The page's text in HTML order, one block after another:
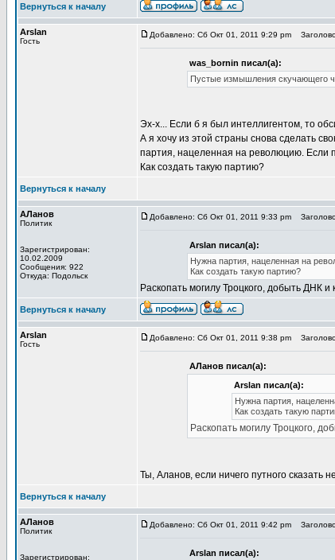
Вернуться к началу
Arslan
Гость
Добавлено: Сб Окт 01, 2011 9:29 pm
was_bornin писал(а):
Пустые измышления скучающего
Эх-х... Если б я был интеллигентом, то
А я хочу из этой страны снова сделать
партия, нацеленная на революцию. Если
Как создать такую партию?
Вернуться к началу
АЛанов
Политик
Зарегистрирован:
10.02.2009
Сообщения: 922
Откуда: Подольск
Добавлено: Сб Окт 01, 2011 9:33 pm
Arslan писал(а):
Нужна партия, нацеленная на
Как создать такую партию?
Раскопать могилу Троцкого, добыть ДНК
Вернуться к началу
Arslan
Гость
Добавлено: Сб Окт 01, 2011 9:38 pm
АЛанов писал(а):
Arslan писал(а):
Нужна партия,
Как создать такую
Раскопать могилу Троцкого,
Ты, Аланов, если ничего путного сказать
Вернуться к началу
АЛанов
Политик
Зарегистрирован:
Добавлено: Сб Окт 01, 2011 9:42 pm
Arslan писал(а):